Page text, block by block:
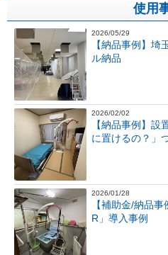
使用
2026/05/29
【納品事例】
ル納品
2026/02/02
【納品事例】設
に置けるの？」
2026/01/28
【補助金/納品
R」導入事例